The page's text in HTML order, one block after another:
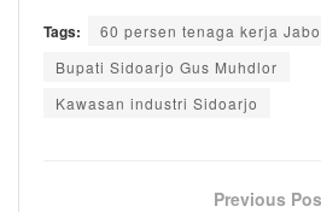
Tags:
60 persen tenaga kerja
Bupati Sidoarjo Gus Muhdlor
Kawasan industri Sidoarjo
Previous